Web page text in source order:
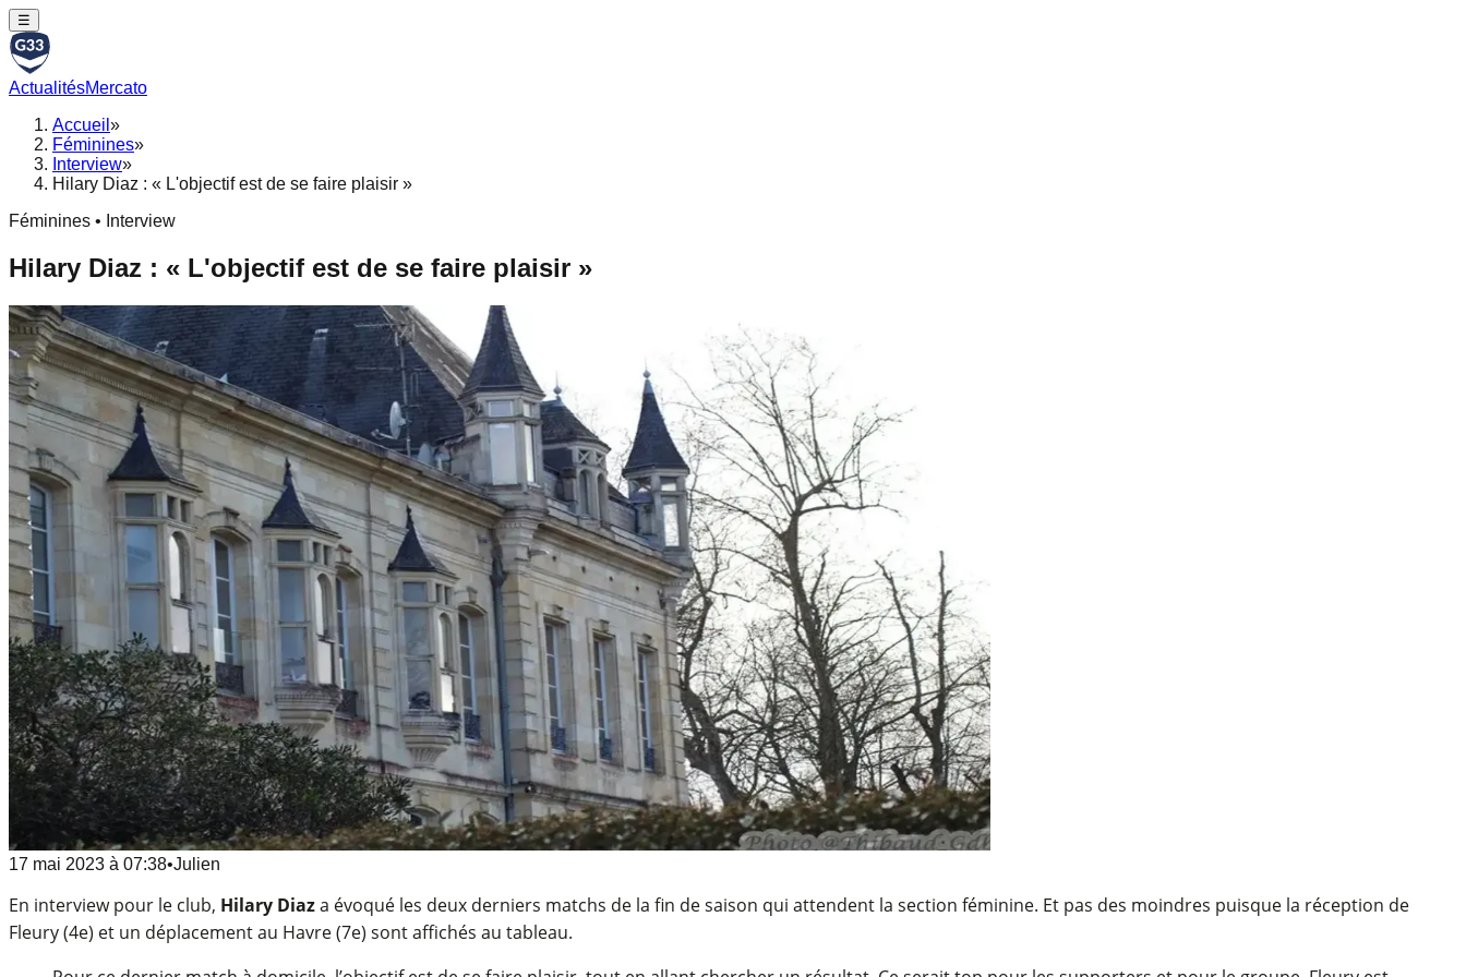
☰
ActualitésMercato
Accueil »
Féminines»
Interview»
Hilary Diaz : « L'objectif est de se faire plaisir »
Féminines • Interview
Hilary Diaz : « L'objectif est de se faire plaisir »
17 mai 2023 à 07:38•Julien
En interview pour le club, Hilary Diaza évoqué les deux derniers matchs de la fin de saison qui attendent la section féminine. Et pas des moindres puisque la réception de
Fleury (4e) et un déplacement au Havre (7e) sont affichés au tableau.